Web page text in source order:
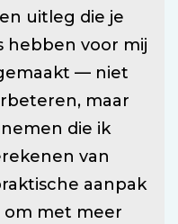
uitleg die je
hebben voor mij
— niet
maar
die ik
van
aanpak
met meer